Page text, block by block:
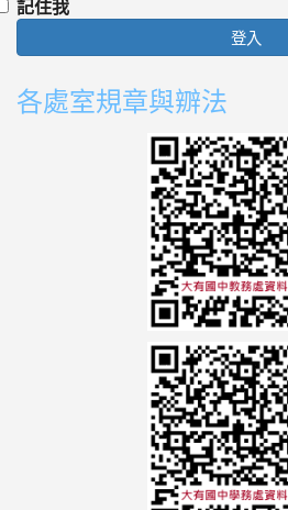
記住我
登入
各處室規章與辧法